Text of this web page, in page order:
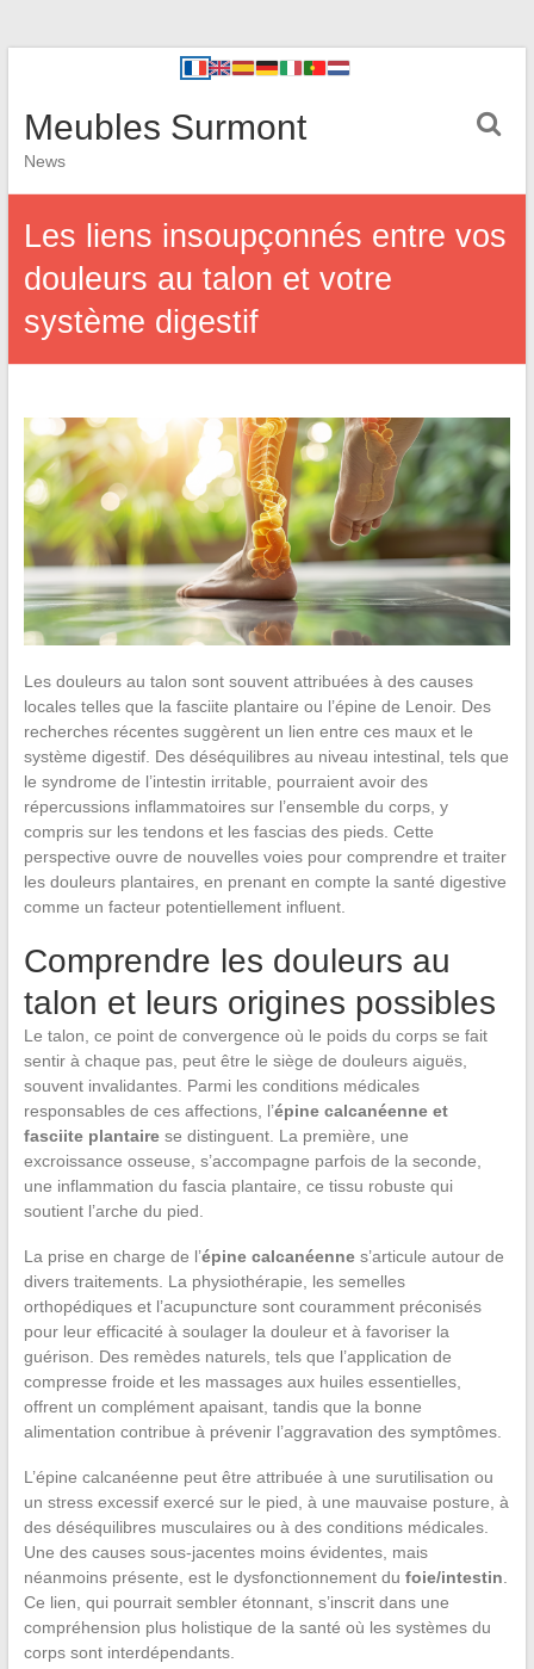
Meubles Surmont
News
Les liens insoupçonnés entre vos
douleurs au talon et votre
système digestif
Les douleurs au talon sont souvent attribuées à des causes
locales telles que la fasciite plantaire ou l’épine de Lenoir. Des
recherches récentes suggèrent un lien entre ces maux et le
système digestif. Des déséquilibres au niveau intestinal, tels que
le syndrome de l’intestin irritable, pourraient avoir des
répercussions inflammatoires sur l’ensemble du corps, y
compris sur les tendons et les fascias des pieds. Cette
perspective ouvre de nouvelles voies pour comprendre et traiter
les douleurs plantaires, en prenant en compte la santé digestive
comme un facteur potentiellement influent.
Comprendre les douleurs au
talon et leurs origines possibles
Le talon, ce point de convergence où le poids du corps se fait
sentir à chaque pas, peut être le siège de douleurs aiguës,
souvent invalidantes. Parmi les conditions médicales
responsables de ces affections, l’épine calcanéenne et
fasciite plantairese distinguent. La première, une
excroissance osseuse, s’accompagne parfois de la seconde,
une inflammation du fascia plantaire, ce tissu robuste qui
soutient l’arche du pied.
La prise en charge de l’épine calcanéennes’articule autour de
divers traitements. La physiothérapie, les semelles
orthopédiques et l’acupuncture sont couramment préconisés
pour leur efficacité à soulager la douleur et à favoriser la
guérison. Des remèdes naturels, tels que l’application de
compresse froide et les massages aux huiles essentielles,
offrent un complément apaisant, tandis que la bonne
alimentation contribue à prévenir l’aggravation des symptômes.
L’épine calcanéenne peut être attribuée à une surutilisation ou
un stress excessif exercé sur le pied, à une mauvaise posture, à
des déséquilibres musculaires ou à des conditions médicales.
Une des causes sous-jacentes moins évidentes, mais
néanmoins présente, est le dysfonctionnement du foie/intestin
Ce lien, qui pourrait sembler étonnant, s’inscrit dans une
compréhension plus holistique de la santé où les systèmes du
corps sont interdépendants.